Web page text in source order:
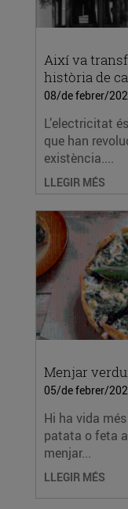
Així va
història de
08/de febrer/
L’electricitat
que han
existència....
LLEGIR MÉS
Menjar
05/de febrer/
Hi ha vida
patata o feta
menjar...
LLEGIR MÉS